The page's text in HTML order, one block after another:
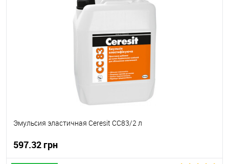
Эмульсия эластичная Ceresit СС83/2 л
597.32 грн